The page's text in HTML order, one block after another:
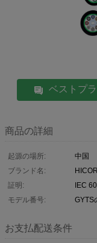
ベストプ
商品の詳細
起源の場所:
中国
ブランド名:
証明:
IEC
モデル番号:
GYTS
お支払配送条件